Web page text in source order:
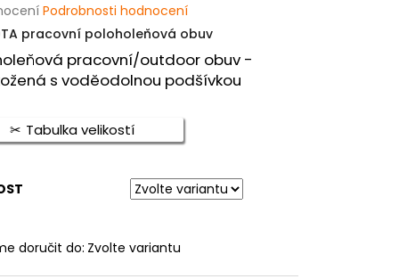
Podrobnosti hodnocení
pracovní poloholeňová obuv
pracovní/outdoor obuv -
s voděodolnou podšívkou
Tabulka velikostí
doručit do: Zvolte variantu